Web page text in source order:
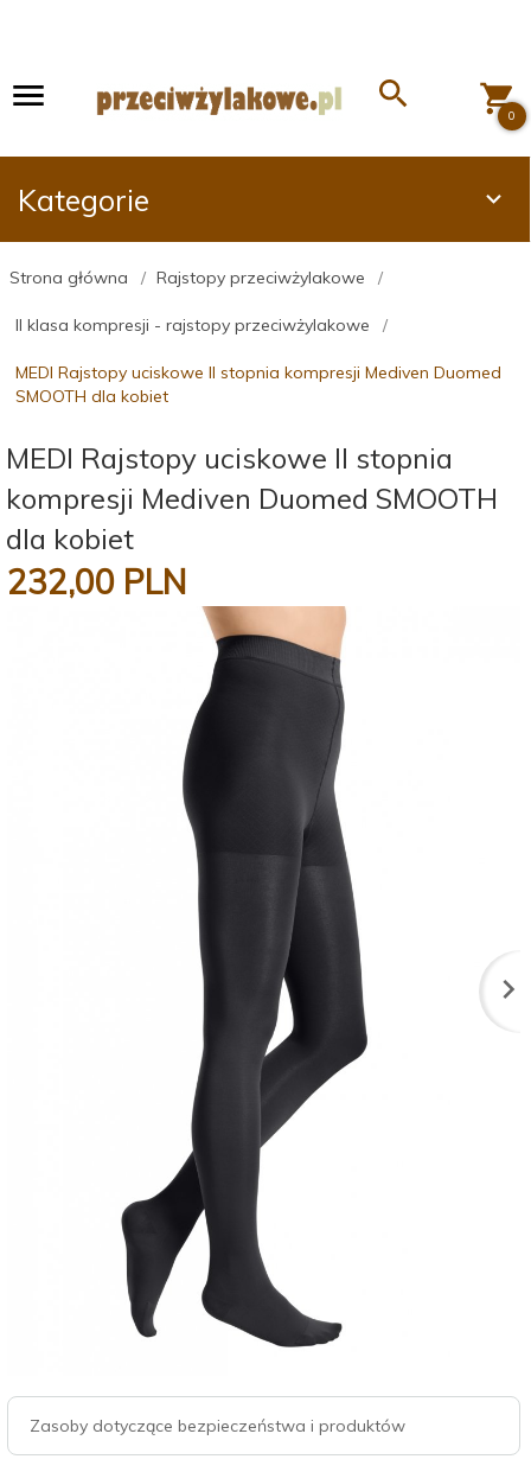
0
Kategorie
Strona główna Rajstopy przeciwżylakowe
II klasa kompresji - rajstopy przeciwżylakowe
MEDI Rajstopy uciskowe II stopnia kompresji Mediven Duomed
SMOOTH dla kobiet
MEDI Rajstopy uciskowe II stopnia
kompresji Mediven Duomed SMOOTH
dla kobiet
232,00 PLN
Zasoby dotyczące bezpieczeństwa i produktów